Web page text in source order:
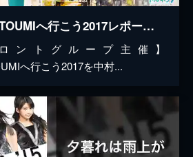
SATOYAMA&SATOUMIへ行こう2017レポート【ドルネク報道】
ントグループ主催】
へ行こう2017を中村...